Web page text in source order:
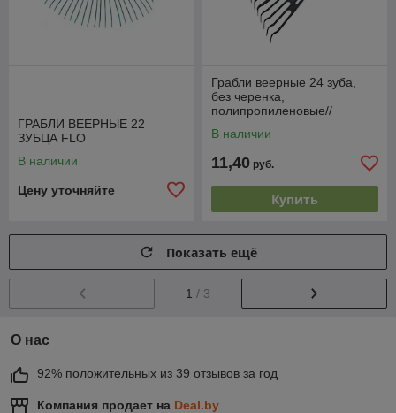
ГРАБЛИ ВЕЕРНЫЕ 22
ЗУБЦА FLO
В наличии
Цену уточняйте
Грабли веерные 24 зуба,
без черенка,
полипропиленовые//
В наличии
11,40 руб.
Купить
Показать ещё
1 / 3
О нас
92% положительных из 39 отзывов за год
Компания продает на Deal.by